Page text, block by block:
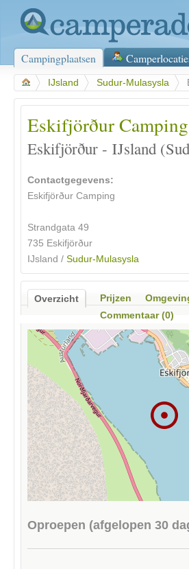
Campingplaatsen
IJsland Sudur-Mulasysla
Eskifjörður Camping
Eskifjörður - IJsland
Contactgegevens:
Eskifjörður Camping
Strandgata 49
735 Eskifjörður
IJsland / Sudur-Mulasysla
Overzicht Prijzen
Commentaar (0)
Oproepen (afgelopen 30